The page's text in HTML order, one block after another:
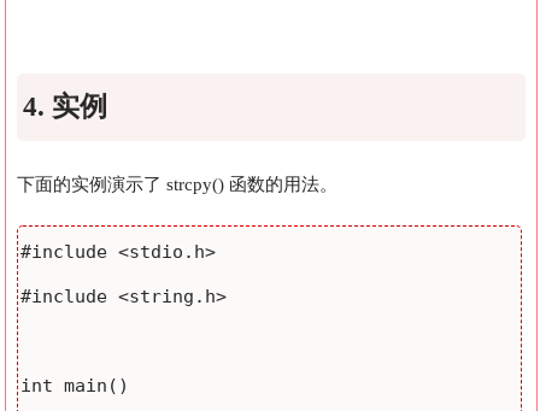
4. 实例
下面的实例演示了 strcpy() 函数的用法。
#include <stdio.h>
#include <string.h>
int main()